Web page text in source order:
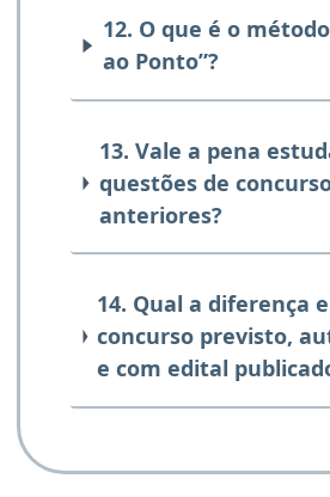
12. O que é o
ao Ponto”?
13. Vale a pena
questões de
anteriores?
14. Qual a diferença
concurso previsto,
e com edital